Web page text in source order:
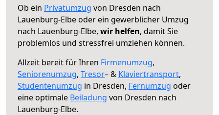
Ob ein Privatumzug von Dresden nach
Lauenburg-Elbe oder ein gewerblicher Umzug
nach Lauenburg-Elbe, wir helfen, damit Sie
problemlos und stressfrei umziehen können.
Allzeit bereit für Ihren Firmenumzug,
Seniorenumzug, Tresor– & Klaviertransport,
Studentenumzug in Dresden, Fernumzug oder
eine optimale Beiladung von Dresden nach
Lauenburg-Elbe.